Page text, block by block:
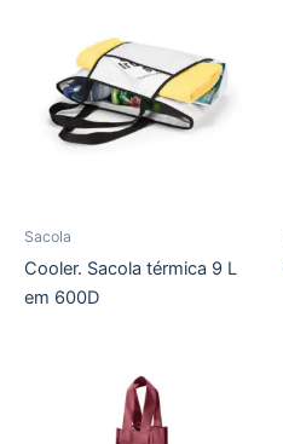
Sacola
Cooler. Sacola térmica 9 L
em 600D